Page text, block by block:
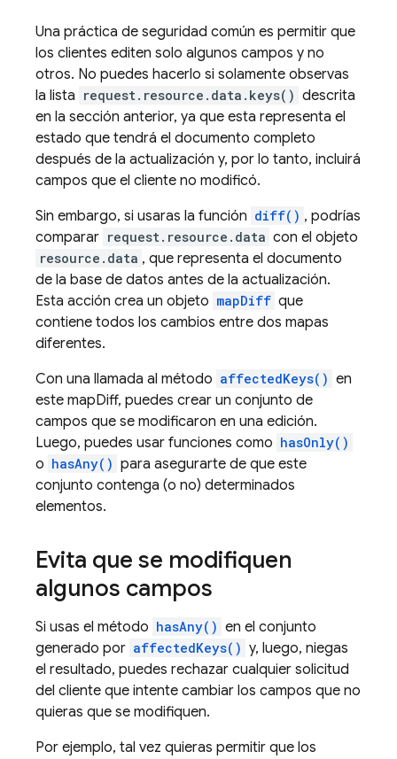
Una práctica de seguridad común es permitir que
los clientes editen solo algunos campos y no
otros. No puedes hacerlo si solamente observas
la lista request.resource.data.keys() descrita
en la sección anterior, ya que esta representa el
estado que tendrá el documento completo
después de la actualización y, por lo tanto, incluirá
campos que el cliente no modificó.
Sin embargo, si usaras la función diff() , podrías
comparar request.resource.data con el objeto
resource.data , que representa el documento
de la base de datos antes de la actualización.
Esta acción crea un objeto mapDiff que
contiene todos los cambios entre dos mapas
diferentes.
Con una llamada al método affectedKeys() en
este mapDiff, puedes crear un conjunto de
campos que se modificaron en una edición.
Luego, puedes usar funciones como hasOnly()
o hasAny() para asegurarte de que este
conjunto contenga (o no) determinados
elementos.
Evita que se modifiquen
algunos campos
Si usas el método hasAny() en el conjunto
generado por affectedKeys() y, luego, niegas
el resultado, puedes rechazar cualquier solicitud
del cliente que intente cambiar los campos que no
quieras que se modifiquen.
Por ejemplo, tal vez quieras permitir que los